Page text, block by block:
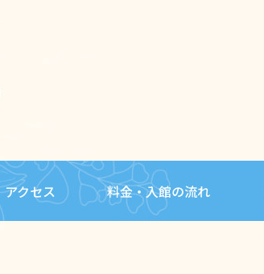
アクセス 料金・入館の流れ